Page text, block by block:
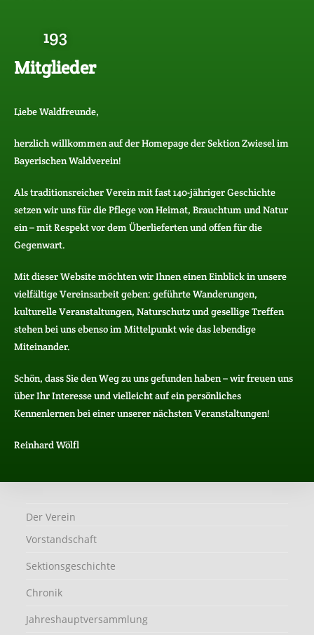
Mitglieder
279
Liebe Waldfreunde,
herzlich willkommen auf der Homepage der Sektion Zwiesel im
Bayerischen Waldverein!
Als traditionsreicher Verein mit fast 140-jähriger Geschichte
setzen wir uns für die Pflege von Heimat, Brauchtum und Natur
ein – mit Respekt vor dem Überlieferten und offen für die
Gegenwart.
Mit dieser Website möchten wir Ihnen einen Einblick in unsere
vielfältige Vereinsarbeit geben: geführte Wanderungen,
kulturelle Veranstaltungen, Naturschutz und gesellige Treffen
stehen bei uns ebenso im Mittelpunkt wie das lebendige
Miteinander.
Schön, dass Sie den Weg zu uns gefunden haben – wir freuen uns
über Ihr Interesse und vielleicht auf ein persönliches
Kennenlernen bei einer unserer nächsten Veranstaltungen!
Reinhard Wölfl
Der Verein
Vorstandschaft
Sektionsgeschichte
Chronik
Jahreshauptversammlung